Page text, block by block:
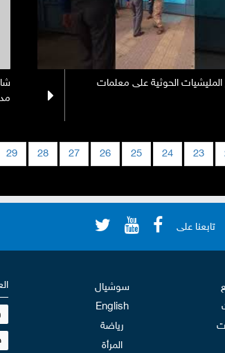
الحوثية على معلمات
23
24
25
26
27
28
29
تابعنا على
سوشيال
English
رياضة
المرأة